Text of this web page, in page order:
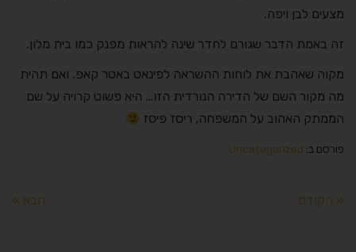
מצעים לבן ויפה.
זה באמת הדבר שגורם לחדר שינה להראות מפנק כמו בית מלון.
מקוה שאהבת את לוחות ההשראה לפינאט באטר קאפ. ואם תהית
מה מקור השם של הדירה הנורדית הזו… היא פשוט קרויה על שם
הממתק האהוב על המשפחה, ריסז פיסז
פורסם ב: Uncategorized
« הקודם הבא »